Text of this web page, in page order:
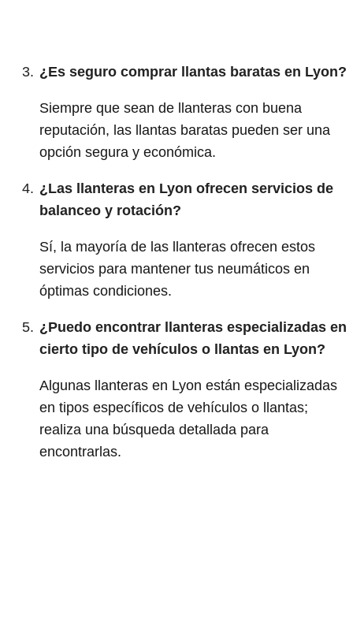
¿Es seguro comprar llantas baratas en Lyon?
Siempre que sean de llanteras con buena
reputación, las llantas baratas pueden ser una
opción segura y económica.
¿Las llanteras en Lyon ofrecen servicios de
balanceo y rotación?
Sí, la mayoría de las llanteras ofrecen estos
servicios para mantener tus neumáticos en
óptimas condiciones.
¿Puedo encontrar llanteras especializadas en
cierto tipo de vehículos o llantas en Lyon?
Algunas llanteras en Lyon están especializadas
en tipos específicos de vehículos o llantas;
realiza una búsqueda detallada para
encontrarlas.